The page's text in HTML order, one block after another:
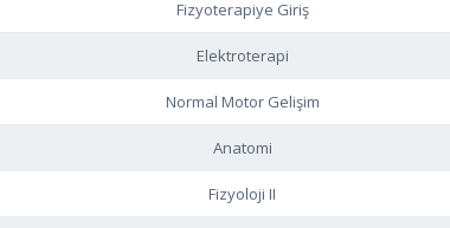
Fizyoterapiye Giriş
Elektroterapi
Normal Motor Gelişim
Anatomi
Fizyoloji II